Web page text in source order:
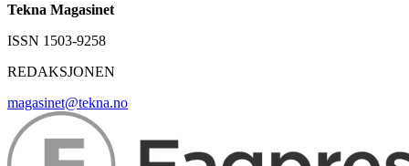
Tekna Magasinet
ISSN 1503-9258
REDAKSJONEN
magasinet@tekna.no